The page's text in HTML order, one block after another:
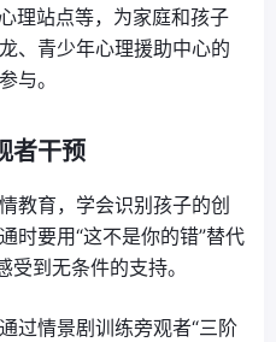
理站点等，为家庭和孩子
、青少年心理援助中心的
与。
者干预
教育，学会识别孩子的创
时要用“这不是你的错”替代
受到无条件的支持。
过情景剧训练旁观者“三阶